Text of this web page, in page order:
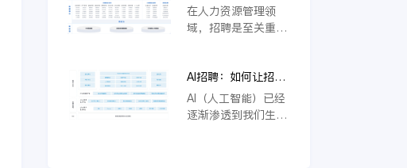
且效率低下，而招聘
管理系统软件的出
和优化招聘流程，这
类软件使企业能够更
快速、更精准地吸引
和筛选合适的候选
智能招聘管理系统来
帮忙
在人力资源管理领
域，招聘是至关重要
率低下，往往耗费大
量时间和资源。为了
改善这一状况，越来
AI招聘：如何让招聘
更高效、更公平
AI（人工智能）已经
逐渐渗透到我们生活